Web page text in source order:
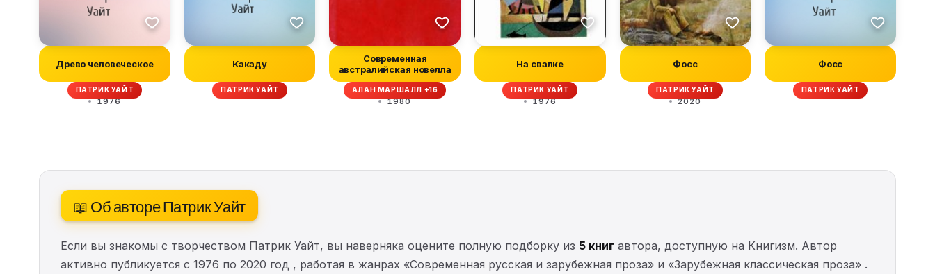
Древо человеческое
ПАТРИК УАЙТ
1976
Какаду
ПАТРИК УАЙТ
Современная
австралийская новелла
АЛАН МАРШАЛЛ +16
1980
На свалке
ПАТРИК УАЙТ
1976
Фосс
ПАТРИК УАЙТ
2020
Фосс
ПАТРИК УАЙТ
📖 Об авторе Патрик Уайт
Если вы знакомы с творчеством Патрик Уайт, вы наверняка оцените полную подборку из 5 книг автора, доступную на Книгизм. Автор
активно публикуется с 1976 по 2020 год , работая в жанрах «Современная русская и зарубежная проза» и «Зарубежная классическая проза» .